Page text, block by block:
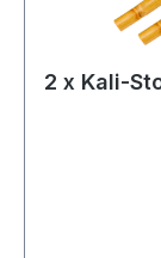
2 x Kali-